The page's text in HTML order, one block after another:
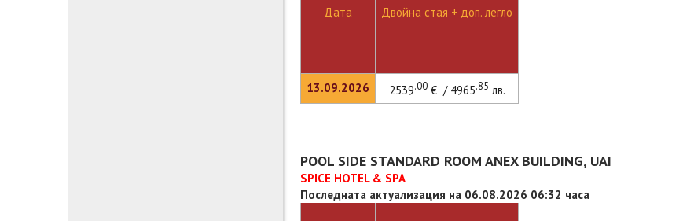
Дата
13.09.2026
Двойна стая + доп. легло
2539.00€ / 4965.85 лв.
POOL SIDE STANDARD ROOM ANEX BUILDING, UAI
SPICE HOTEL & SPA
Последната актуализация на 06.08.2026 06:32 часа